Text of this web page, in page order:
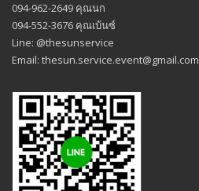
094-962-2649 คุณนก
094-552-3676 คุณเบ้นซ์
Line: @thesunservice
Email: thesun.service.event@gmail.com